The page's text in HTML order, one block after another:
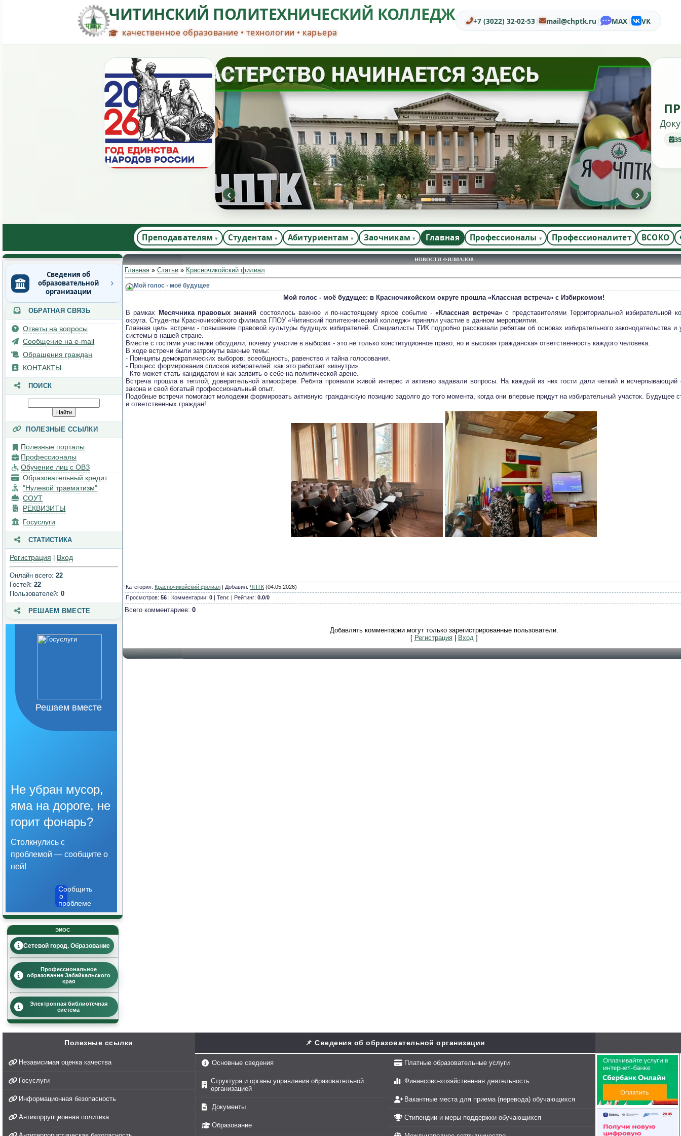
ЧИТИНСКИЙ ПОЛИТЕХНИЧЕСКИЙ КОЛЛЕДЖ
качественное образование • технологии • карьера
+7 (3022) 32-02-53| mail@chptk.ru | MAX| VK
‹ ›
Преподавателям Студентам Абитуриентам Заочникам Главная Профессионалы Профессионалитет ВСОКО
Сведения об
образовательной
организации
Основные сведения
Структура и органы
управления
образовательной
организацией
Документы
Образование
Руководство
Педагогический состав
Материально-техническое
оснащенность
образовательного
процесса. Доступная среда
Платные образовательные
услуги
Финансово-хозяйственная
деятельность
Вакантные места для
приема (перевода)
обучающихся
Стипендии и меры
поддержки обучающихся
Международное
сотрудничество
Организация питания в
образовательной
Образовательные
стандарты и требования
ОБРАТНАЯ СВЯЗЬ
Ответы на вопросы
Сообщение на e-mail
Обращения граждан
КОНТАКТЫ
ПОИСК
ПОЛЕЗНЫЕ ССЫЛКИ
Полезные порталы
Профессионалы
Обучение лиц с ОВЗ
Образовательный кредит
"Нулевой травматизм"
СОУТ
РЕКВИЗИТЫ
Госуслуги
СТАТИСТИКА
Регистрация Вход
Онлайн всего: 22
Гостей: 22
Пользователей: 0
РЕШАЕМ ВМЕСТЕ
Решаем вместе
Не убран мусор,
яма на дороге, не
горит фонарь?
Столкнулись с
проблемой — сообщите о
ней!
Сообщить
о
проблеме
ЭИОС
Сетевой город. Образование
Профессиональное
образование Забайкальского
края
Электронная библиотечная
система
НОВОСТИ ФИЛИАЛОВ
Главная » Статьи » Красночикойский филиал
Мой голос - моё будущее
Мой голос - моё будущее: в Красночикойском округе прошла «Классная встреча» с Избиркомом!
В рамках
Месячника правовых знаний состоялось важное и по-настоящему яркое событие -«Классная встреча»с представителями Территориальной избирательной
округа. Студенты Красночикойского филиала ГПОУ «Читинский политехнический колледж» приняли участие в данном мероприятии.
Главная цель встречи - повышение правовой культуры будущих избирателей. Специалисты ТИК подробно рассказали ребятам об основах избирательного законодательства и
системы в нашей стране.
Вместе с гостями участники обсудили, почему участие в выборах - это не только конституционное право, но и высокая гражданская ответственность каждого человека.
В ходе встречи были затронуты важные темы:
- Принципы демократических выборов: всеобщность, равенство и тайна голосования.
- Процесс формирования списков избирателей: как это работает «изнутри».
- Кто может стать кандидатом и как заявить о себе на политической арене.
Встреча прошла в теплой, доверительной атмосфере. Ребята проявили живой интерес и активно задавали вопросы. На каждый из них гости дали четкий и исчерпывающий
закона и свой богатый профессиональный опыт.
Подобные встречи помогают молодежи формировать активную гражданскую позицию задолго до того момента, когда они впервые придут на избирательный участок. Будущее
и ответственных граждан!
Категория: Красночикойский филиал | Добавил: ЧПТК (04.05.2026)
Просмотров: 56 | Комментарии: 0 | Теги: | Рейтинг: 0.0/0
Всего комментариев: 0
Добавлять комментарии могут только зарегистрированные пользователи.
[ Регистрация| Вход]
Полезные ссылки 📌 Сведения об образовательной организации
Независимая оценка качества
Госуслуги
Информационная безопасность
Антикоррупционная политика
Основные сведения
Структура и органы управления образовательной
организацией
Документы
Образование
Платные образовательные услуги
Финансово-хозяйственная деятельность
Вакантные места для приема (перевода) обучающихся
Стипендии и меры поддержки обучающихся